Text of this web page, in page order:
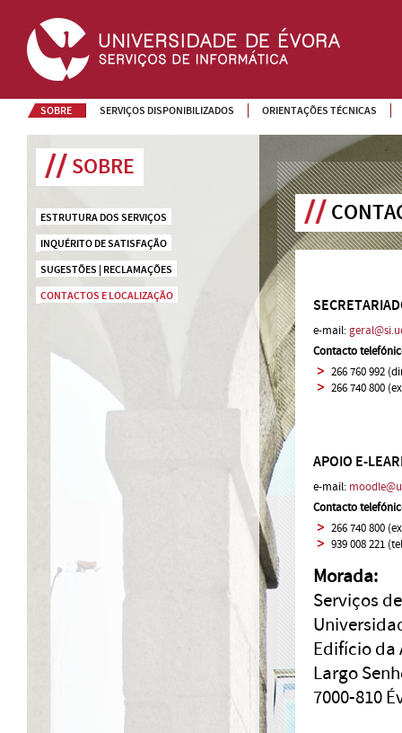
SOBRE SERVIÇOS DISPONIBILIZADOS ORIENTAÇÕES TÉCNICAS
SOBRE
ESTRUTURA DOS SERVIÇOS
INQUÉRITO DE SATISFAÇÃO
SUGESTÕES | RECLAMAÇÕES
CONTACTOS E LOCALIZAÇÃO
e-mail:
Contacto
266 760 992
266 740 800
APOIO E-
e-mail:
Contacto
266 740 800
939 008 221
Morada:
Serviços
Edifício da
Largo
7000-810